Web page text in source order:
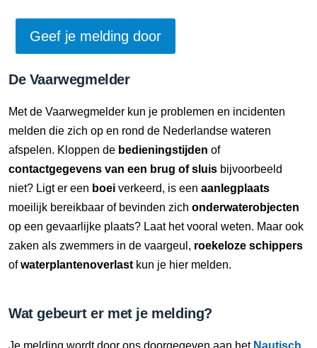
De Vaarwegmelder
Met de Vaarwegmelder kun je problemen en incidenten
melden die zich op en rond de Nederlandse wateren
afspelen. Kloppen de bedieningstijden of
contactgegevens van een brug of sluis bijvoorbeeld
niet? Ligt er een boei verkeerd, is een aanlegplaats
moeilijk bereikbaar of bevinden zich onderwaterobjecten
op een gevaarlijke plaats? Laat het vooral weten. Maar ook
zaken als zwemmers in de vaargeul, roekeloze schippers
ofwaterplantenoverlast kun je hier melden.
Wat gebeurt er met je melding?
Je melding wordt door ons doorgegeven aan het Nautisch